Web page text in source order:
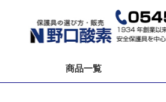
商品一覧